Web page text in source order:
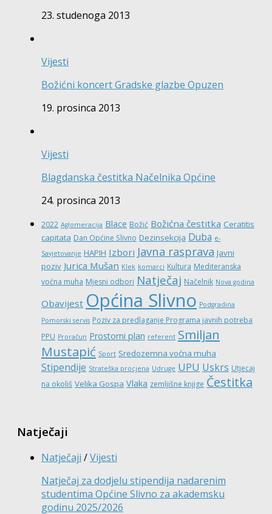
23. studenoga 2013
Vijesti
Božićni koncert Gradske glazbe Opuzen
19. prosinca 2013
Vijesti
Blagdanska čestitka Načelnika Općine
24. prosinca 2013
2022 Aglomeracija Blace Božić Božićna čestitka Ceratitis
capitata Dan Općine Slivno Dezinsekcija Duba e-
Savjetovanje HAPIH Izbori Javna rasprava Javni
poziv Jurica Mušan Klek komarci Kultura Mediteranska
voćna muha Mjesni odbori Natječaj Načelnik Nova godina
Obavijest Općina Slivno Podgradina
Pomorski servis Poziv za predlaganje Programa javnih potreba
PPU Proračun Prostorni plan referent Smiljan
Mustapić Sport Sredozemna voćna muha
Stipendije Strateška procjena Udruge UPU Uskrs Utjecaj
na okoliš Velika Gospa Vlaka zemljišne knjige Čestitka
Natječaji
Natječaji /Vijesti
Natječaj za dodjelu stipendija nadarenim
studentima Općine Slivno za akademsku
godinu 2025/2026